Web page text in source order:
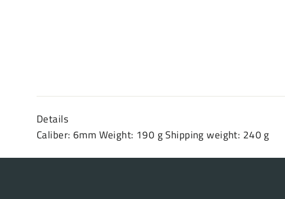
Details
Caliber: 6mm Weight: 190 g Shipping weight: 240 g